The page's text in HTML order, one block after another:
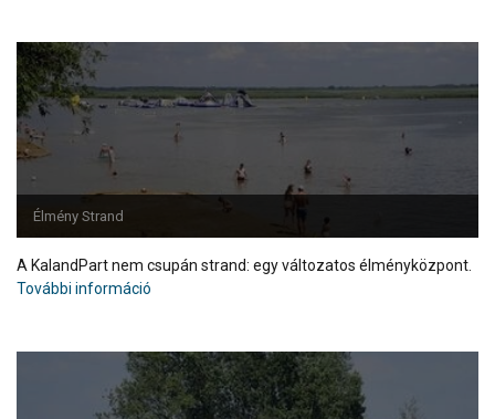
Élmény Strand
A KalandPart nem csupán strand: egy változatos élményközpont.
További információ